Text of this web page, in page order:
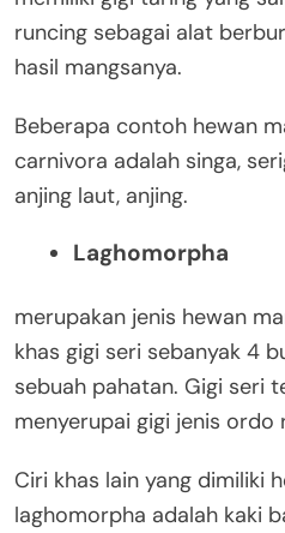
runcing sebagai alat
hasil mangsanya.
Beberapa contoh hewan
carnivora adalah singa,
anjing laut, anjing.
Laghomorpha
merupakan jenis hewan
khas gigi seri sebanyak 4
sebuah pahatan. Gigi seri
menyerupai gigi jenis ordo
Ciri khas lain yang dimiliki
laghomorpha adalah kaki